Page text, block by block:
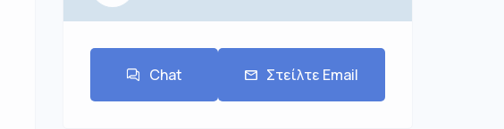
Chat Στείλτε Email